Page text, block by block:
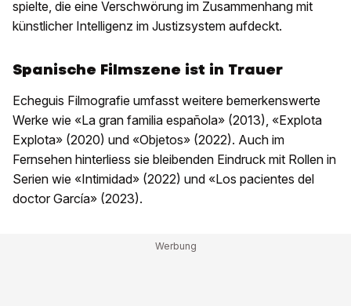
spielte, die eine Verschwörung im Zusammenhang mit
künstlicher Intelligenz im Justizsystem aufdeckt.
Spanische Filmszene ist in Trauer
Echeguis Filmografie umfasst weitere bemerkenswerte
Werke wie «La gran familia española» (2013), «Explota
Explota» (2020) und «Objetos» (2022). Auch im
Fernsehen hinterliess sie bleibenden Eindruck mit Rollen in
Serien wie «Intimidad» (2022) und «Los pacientes del
doctor García» (2023).